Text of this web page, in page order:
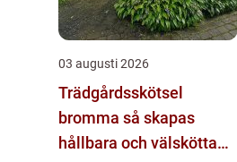
03 augusti 2026
Trädgårdsskötsel
bromma så skapas
hållbara och välskötta